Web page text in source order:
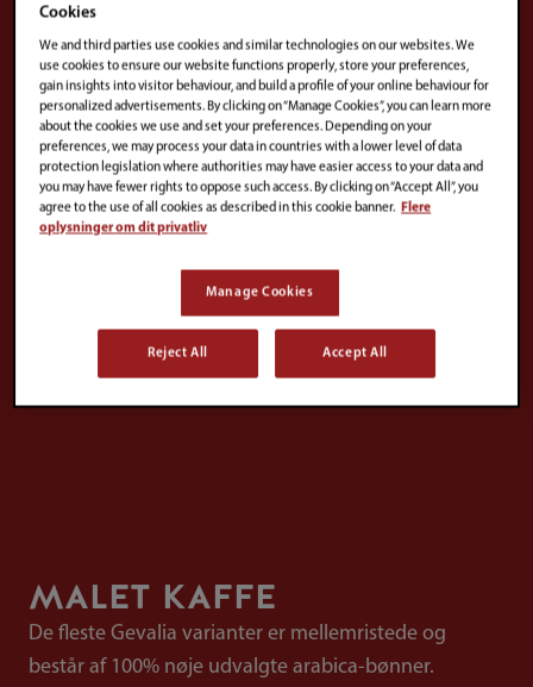
For alle Gevalia produkter med
‘Responsible Sourcing’ markat er en tilsvarende
mængde kaffe købt ind fra et brancheanerkendt
program for ansvarsfuld indkøb. For mere
information, læs her:Ansvarsfuld Indkøb
Sorteres som restaffald
Syrlighed Fyldighed
MALET KAFFE
De fleste Gevalia varianter er mellemristede og
består af 100% nøje udvalgte arabica-bønner.
Cookies
We and third parties use cookies and similar technologies on our websites. We
use cookies to ensure our website functions properly, store your preferences,
gain insights into visitor behaviour, and build a profile of your online behaviour for
personalized advertisements. By clicking on “Manage Cookies”, you can learn more
about the cookies we use and set your preferences. Depending on your
preferences, we may process your data in countries with a lower level of data
protection legislation where authorities may have easier access to your data and
you may have fewer rights to oppose such access. By clicking on “Accept All”, you
agree to the use of all cookies as described in this cookie banner. Flere
oplysninger om dit privatliv
Manage Cookies
Reject All Accept All